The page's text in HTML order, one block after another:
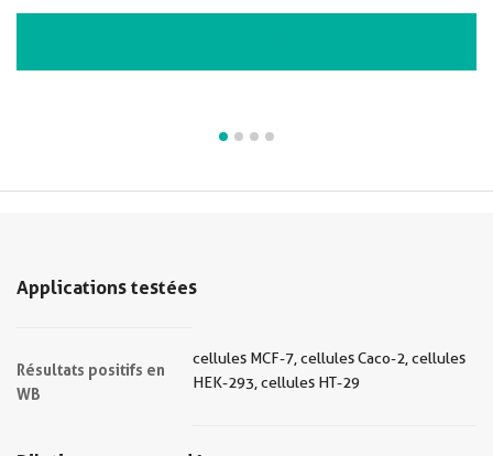
Applications testées
Résultats positifs en
WB
cellules MCF-7, cellules Caco-2, cellules
HEK-293, cellules HT-29